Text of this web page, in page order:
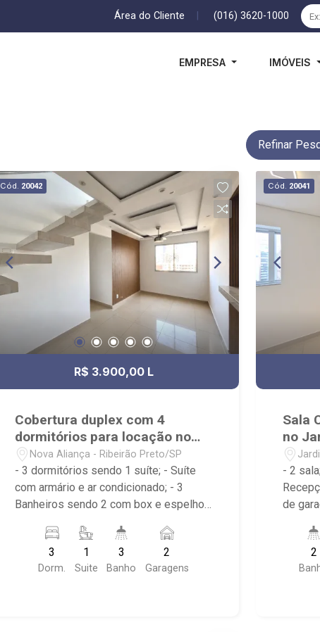
Área do Cliente (016) 3620-1000
EMPRESA IMÓVEIS
Refinar
Cód. 20042
R$ 3.900,00 L
Cobertura duplex com 4
dormitórios para locação no
Nova Aliança
Nova Aliança - Ribeirão Preto/SP
- 3 dormitórios sendo 1 suíte; - Suíte
com armário e ar condicionado; - 3
Banheiros sendo 2 com box e espelho;
no teto; - Cozinha americana planejada;
- Cozinha já com cooktop e depurador; -
Varanda gourmet com churrasqueira; -
3
Dorm.
1
Suite
3
Banho
2
Garagens
Cód. 20041
Sala
no
- 2
de garagem; -
2